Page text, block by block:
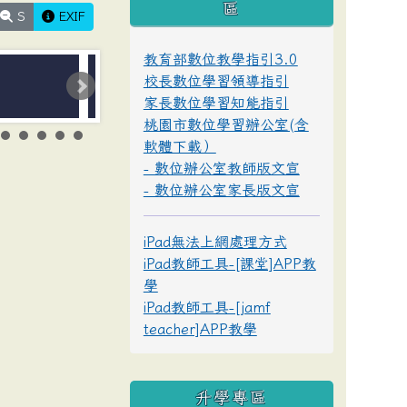
S EXIF
區
教育部數位教學指引3.0
校長數位學習領導指引
家長數位學習知能指引
桃園市數位學習辦公室(含
軟體下載）
- 數位辦公室教師版文宣
- 數位辦公室家長版文宣
iPad無法上網處理方式
iPad教師工具-[課堂]APP教
學
iPad教師工具-[jamf
teacher]APP教學
升學專區